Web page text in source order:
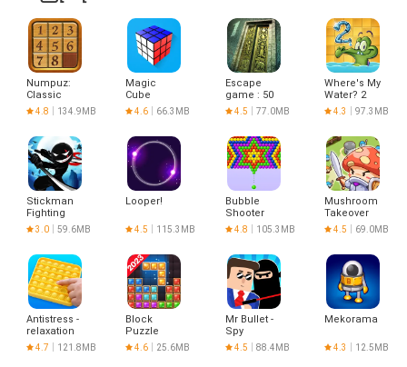
Numpuz:
Classic
Number
Games
4.8 134.9MB
Magic
Cube
Puzzle 3D
4.6 66.3MB
Escape
game : 50
rooms 1
4.5 77.0MB
Where's My
Water? 2
4.3 97.3MB
Stickman
Fighting
3.0 59.6MB
Looper!
4.5 115.3MB
Bubble
Shooter
Rainbow -
Shoot &
4.8 105.3MB
Mushroom
Takeover
4.5 69.0MB
Antistress -
relaxation
toys
4.7 121.8MB
Block
Puzzle
Gem:
Jewel Blast
4.6 25.6MB
Mr Bullet -
Spy
Puzzles
4.5 88.4MB
Mekorama
4.3 12.5MB